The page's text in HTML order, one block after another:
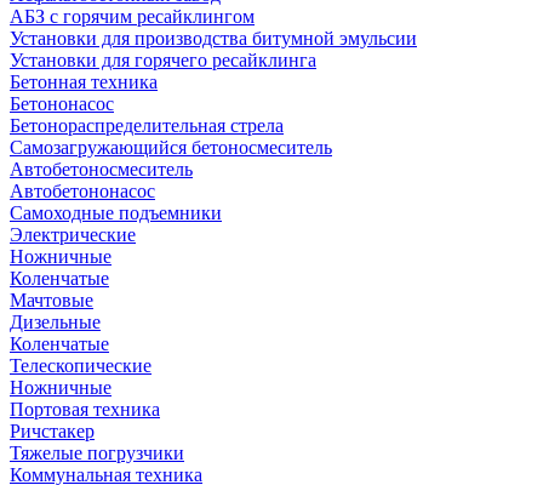
АБЗ с горячим ресайклингом
Установки для производства битумной эмульсии
Установки для горячего ресайклинга
Бетонная техника
Бетононасос
Бетонораспределительная стрела
Самозагружающийся бетоносмеситель
Автобетоносмеситель
Автобетононасос
Самоходные подъемники
Электрические
Ножничные
Коленчатые
Мачтовые
Дизельные
Коленчатые
Телескопические
Ножничные
Портовая техника
Ричстакер
Тяжелые погрузчики
Коммунальная техника